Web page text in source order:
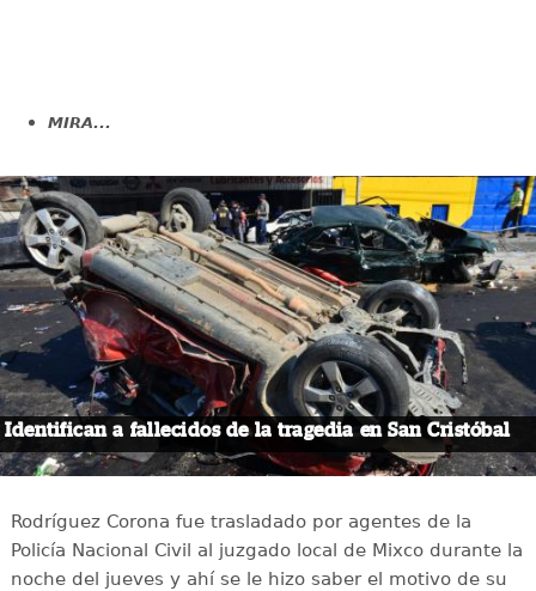
MIRA...
Identifican a fallecidos de la tragedia en San Cristóbal
Rodríguez Corona fue trasladado por agentes de la
Policía Nacional Civil al juzgado local de Mixco durante la
noche del jueves y ahí se le hizo saber el motivo de su